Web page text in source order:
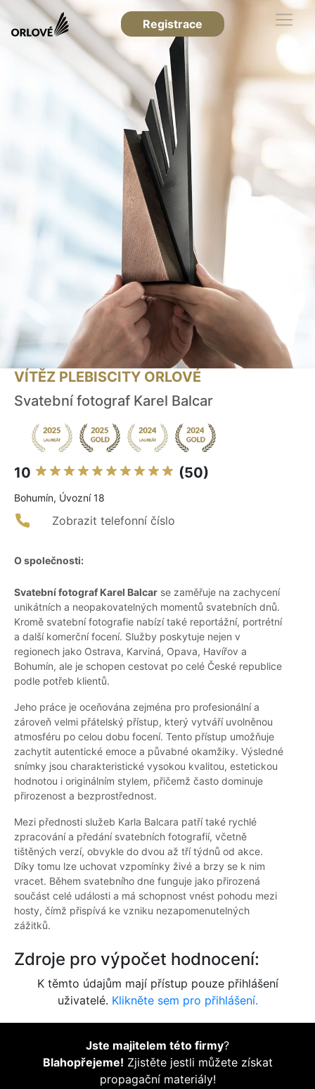
Registrace
VÍTĚZ PLEBISCITY ORLOVÉ
Svatební fotograf Karel Balcar
10 (50)
Bohumín, Úvozní 18
Zobrazit telefonní číslo
O společnosti:
Svatební fotograf Karel Balcar se zaměřuje na zachycení
unikátních a neopakovatelných momentů svatebních dnů.
Kromě svatební fotografie nabízí také reportážní, portrétní
a další komerční focení. Služby poskytuje nejen v
regionech jako Ostrava, Karviná, Opava, Havířov a
Bohumín, ale je schopen cestovat po celé České republice
podle potřeb klientů.
Jeho práce je oceňována zejména pro profesionální a
zároveň velmi přátelský přístup, který vytváří uvolněnou
atmosféru po celou dobu focení. Tento přístup umožňuje
zachytit autentické emoce a půvabné okamžiky. Výsledné
snímky jsou charakteristické vysokou kvalitou, estetickou
hodnotou i originálním stylem, přičemž často dominuje
přirozenost a bezprostřednost.
Mezi přednosti služeb Karla Balcara patří také rychlé
zpracování a předání svatebních fotografií, včetně
tištěných verzí, obvykle do dvou až tří týdnů od akce.
Díky tomu lze uchovat vzpomínky živé a brzy se k nim
vracet. Během svatebního dne funguje jako přirozená
součást celé události a má schopnost vnést pohodu mezi
hosty, čímž přispívá ke vzniku nezapomenutelných
zážitků.
Zdroje pro výpočet hodnocení:
K těmto údajům mají přístup pouze přihlášení
uživatelé. Klikněte sem pro přihlášení.
Jste majitelem této firmy?
Blahopřejeme! Zjistěte jestli můžete získat
propagační materiály!